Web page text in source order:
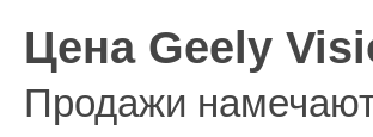
Цена Geely
Продажи